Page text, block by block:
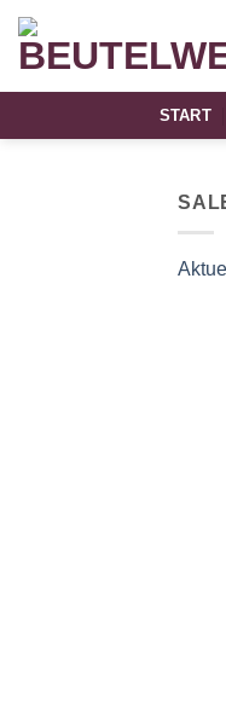
Zum
Inhalt
springen
START